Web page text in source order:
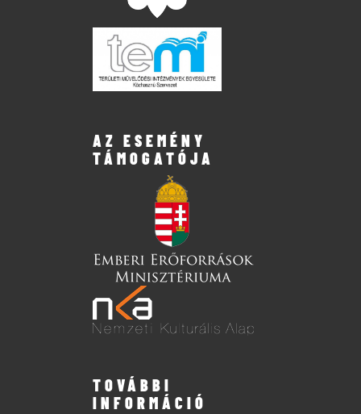
AZ ESEMÉNY
TÁMOGATÓJA
TOVÁBBI
INFORMÁCIÓ